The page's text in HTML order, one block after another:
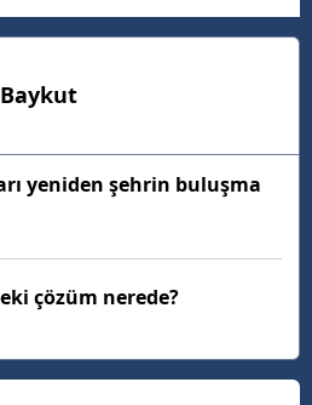
Baykut
yeniden şehrin buluşma
çözüm nerede?